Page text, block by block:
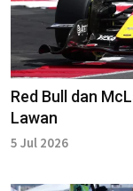
Red Bull dan
Lawan
5 Jul 2026